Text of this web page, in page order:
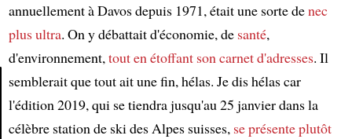
Article
annuellement à Davos depuis 1971, était une sorte denec
plus ultra. On y débattait d'économie, de santé,
d'environnement,tout en étoffant son carnet d'adresses. Il
semblerait que tout ait une fin, hélas. Je dis hélas car
l'édition 2019, qui se tiendra jusqu'au 25 janvier dans la
célèbre station de ski des Alpes suisses, se présente plutôt